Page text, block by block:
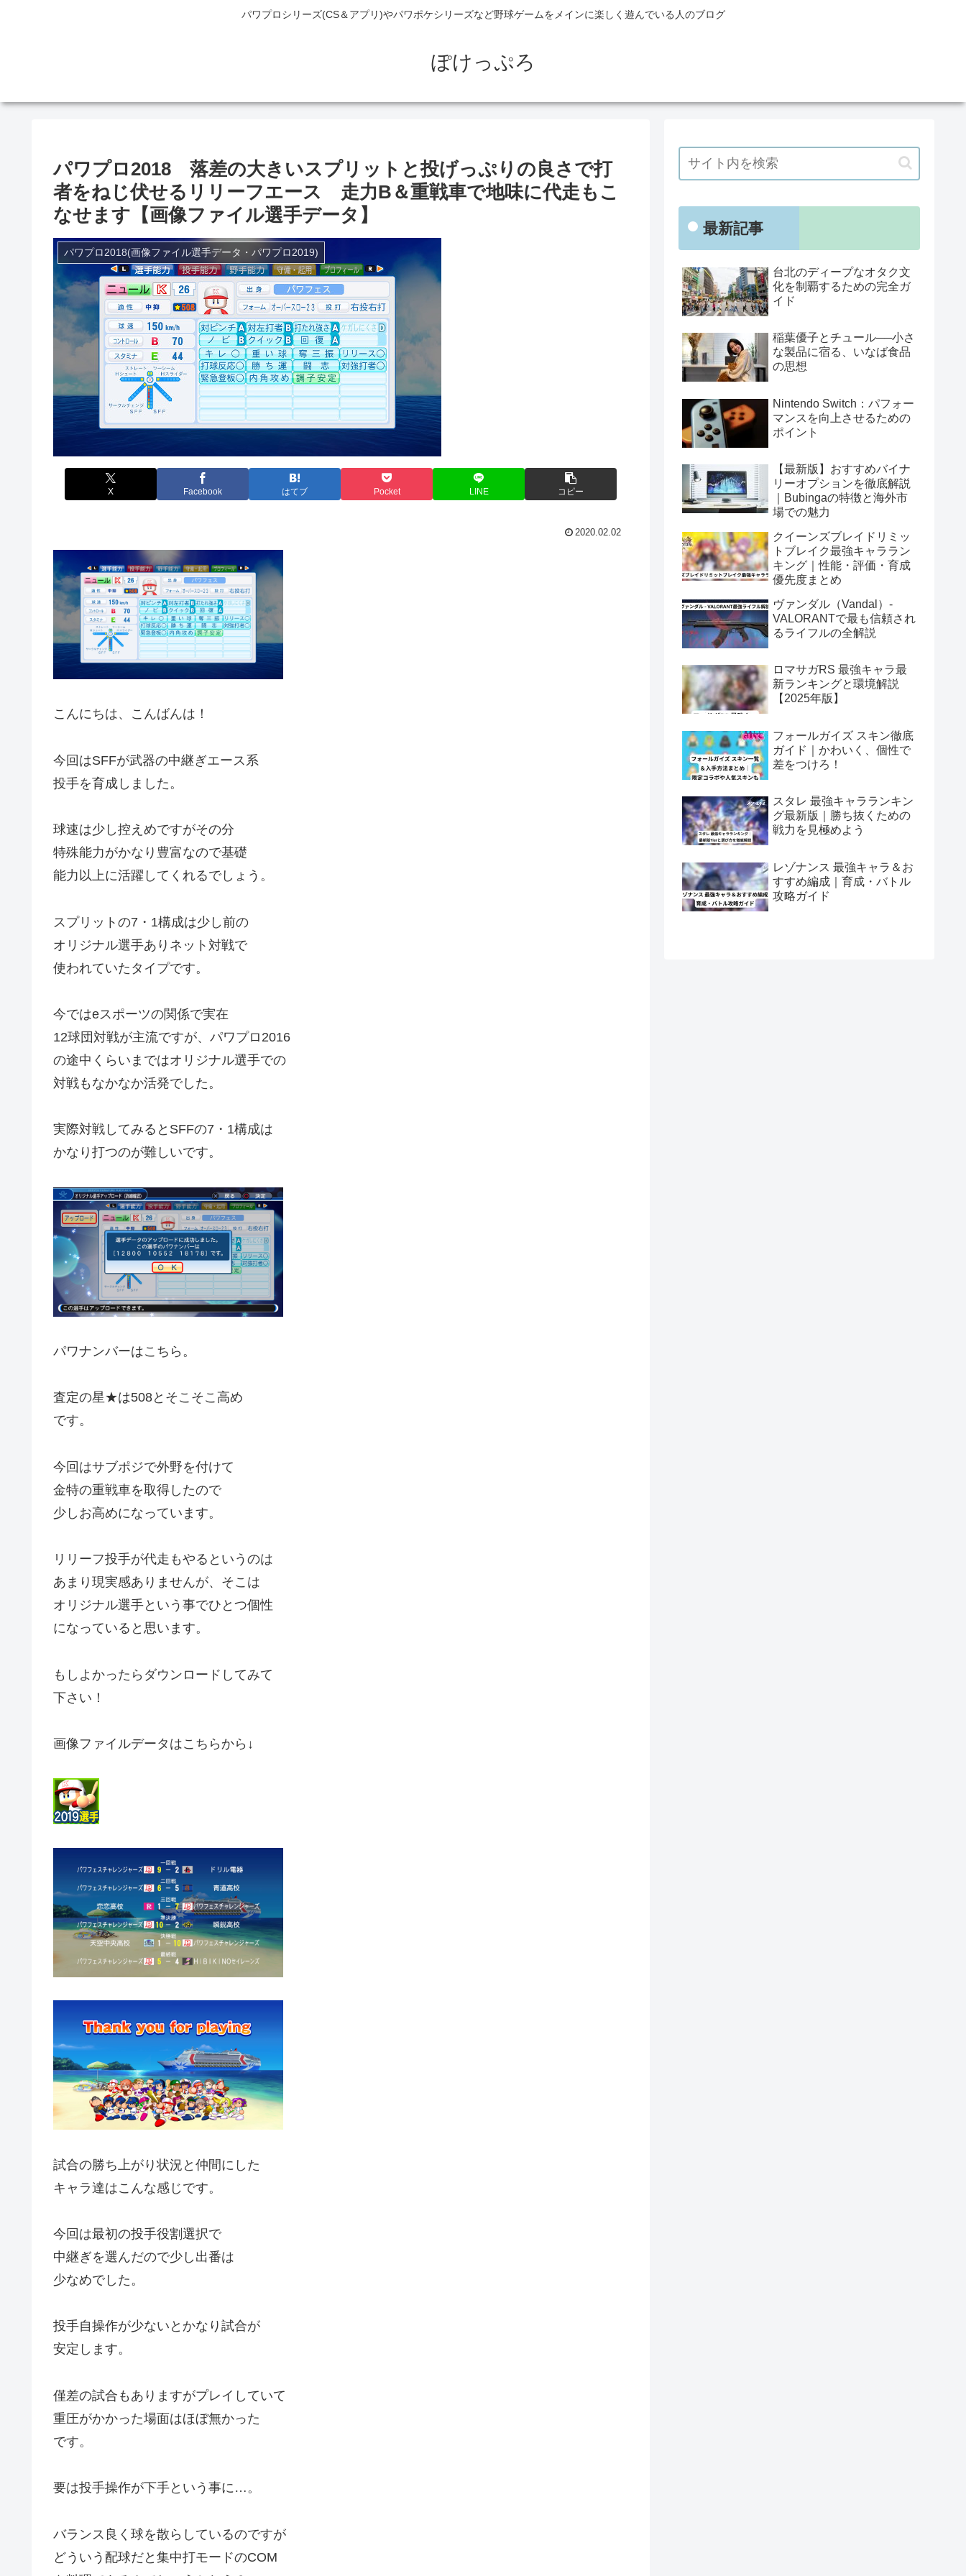
パワプロシリーズ(CS＆アプリ)やパワポケシリーズなど野球ゲームをメインに楽しく遊んでいる人のブログ
ぽけっぷろ
パワプロ2018 落差の大きいスプリットと投げっぷりの良さで打
者をねじ伏せるリリーフエース 走力B＆重戦車で地味に代走もこ
なせます【画像ファイル選手データ】
パワプロ2018(画像ファイル選手データ・パワプロ2019)
X Facebook はてブ Pocket LINE コピー
2020.02.02
こんにちは、こんばんは！
今回はSFFが武器の中継ぎエース系
投手を育成しました。
球速は少し控えめですがその分
特殊能力がかなり豊富なので基礎
能力以上に活躍してくれるでしょう。
スプリットの7・1構成は少し前の
オリジナル選手ありネット対戦で
使われていたタイプです。
今ではeスポーツの関係で実在
12球団対戦が主流ですが、パワプロ2016
の途中くらいまではオリジナル選手での
対戦もなかなか活発でした。
実際対戦してみるとSFFの7・1構成は
かなり打つのが難しいです。
パワナンバーはこちら。
査定の星★は508とそこそこ高め
です。
今回はサブポジで外野を付けて
金特の重戦車を取得したので
少しお高めになっています。
リリーフ投手が代走もやるというのは
あまり現実感ありませんが、そこは
オリジナル選手という事でひとつ個性
になっていると思います。
もしよかったらダウンロードしてみて
下さい！
画像ファイルデータはこちらから↓
試合の勝ち上がり状況と仲間にした
キャラ達はこんな感じです。
今回は最初の投手役割選択で
中継ぎを選んだので少し出番は
少なめでした。
投手自操作が少ないとかなり試合が
安定します。
僅差の試合もありますがプレイしていて
重圧がかかった場面はほぼ無かった
です。
要は投手操作が下手という事に…。
バランス良く球を散らしているのですが
どういう配球だと集中打モードのCOM
最新記事
台北のディープなオタク文
化を制覇するための完全ガ
イド
稲葉優子とチュール──小さ
な製品に宿る、いなば食品
の思想
Nintendo Switch：パフォー
マンスを向上させるための
ポイント
【最新版】おすすめバイナ
リーオプションを徹底解説
｜Bubingaの特徴と海外市
場での魅力
クイーンズブレイドリミッ
トブレイク最強キャララン
キング｜性能・評価・育成
優先度まとめ
ヴァンダル（Vandal）-
VALORANTで最も信頼され
るライフルの全解説
ロマサガRS 最強キャラ最
新ランキングと環境解説
【2025年版】
フォールガイズ スキン徹底
ガイド｜かわいく、個性で
差をつけろ！
スタレ 最強キャラランキン
グ最新版｜勝ち抜くための
戦力を見極めよう
レゾナンス 最強キャラ＆お
すすめ編成｜育成・バトル
攻略ガイド